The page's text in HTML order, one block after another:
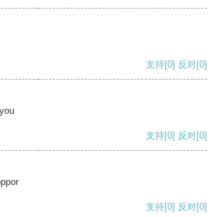
支持[0] 反对[0]
支持[0] 反对[0]
支持[0] 反对[0]